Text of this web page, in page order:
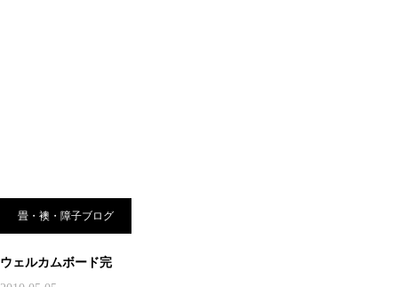
畳・襖・障子ブログ
ウェルカムボード完